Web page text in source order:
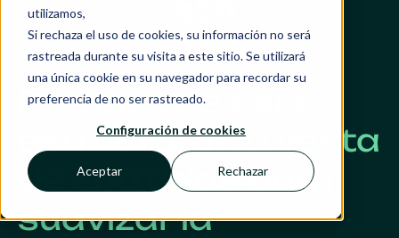
utilizamos,
Si rechaza el uso de cookies, su información no será
rastreada durante su visita a este sitio. Se utilizará
una única cookie en su navegador para recordar su
preferencia de no ser rastreado.
Configuración de cookies
Aceptar Rechazar
Parques de ocio:
estructurar la venta
de entradas para
suavizar la